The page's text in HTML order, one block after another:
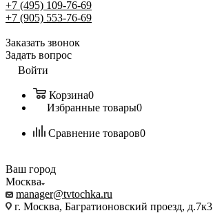
+7 (495) 109-76-69
+7 (905) 553-76-69
Заказать звонок
Задать вопрос
Войти
Корзина0
Избранные товары0
Сравнение товаров0
Ваш город
Москва
manager@tvtochka.ru
г. Москва, Багратионовский проезд, д.7к3